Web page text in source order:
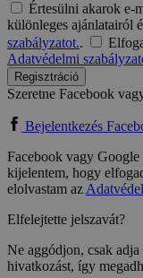
Értesülni akarok e-
különleges ajánlatairól
szabályzatot..
Adatvédelmi
Regisztráció
Szeretne Facebook
Bejelentkezés
Facebook vagy
kijelentem, hogy
elolvastam az
Elfelejtette jelszavát?
Ne aggódjon, csak
hivatkozást, így